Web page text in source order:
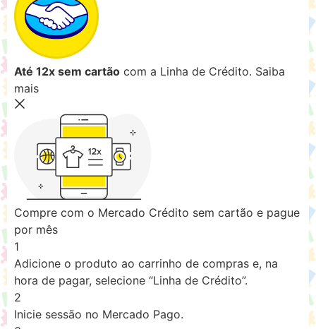
Até 12x sem cartão com a Linha de Crédito. Saiba
mais
Compre com o Mercado Crédito sem cartão e pague
por mês
1
Adicione o produto ao carrinho de compras e, na
hora de pagar, selecione “Linha de Crédito”.
2
Inicie sessão no Mercado Pago.